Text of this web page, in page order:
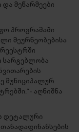
მეწარმეები
პროგრამაში
მეურნეობებისა
სარგებლობა
მუნიციპალურ
აღნიშნა
დეტალური